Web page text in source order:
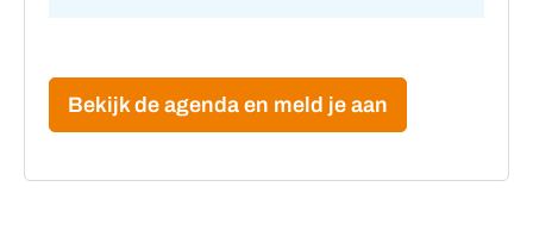
Bekijk de agenda en meld je aan